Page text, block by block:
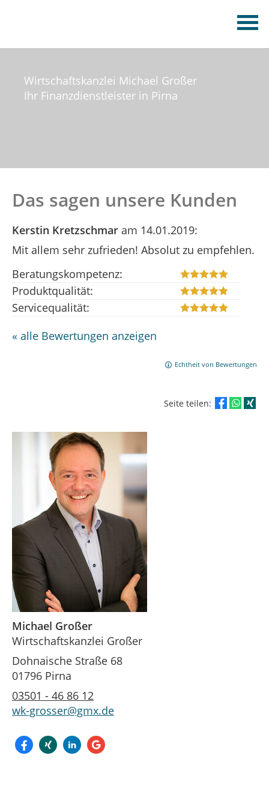
Wirtschaftskanzlei Michael Großer
Ihr Finanzdienstleister in Pirna
Das sagen unsere Kunden
Kerstin Kretzschmar am 14.01.2019:
Mit allem sehr zufrieden! Absolut zu empfehlen.
Beratungskompetenz:
Produktqualität:
Servicequalität:
« alle Bewertungen anzeigen
Echtheit von Bewertungen
Seite teilen:
Michael Großer
Wirtschaftskanzlei Großer
Dohnaische Straße 68
01796 Pirna
03501 - 46 86 12
wk-grosser@gmx.de